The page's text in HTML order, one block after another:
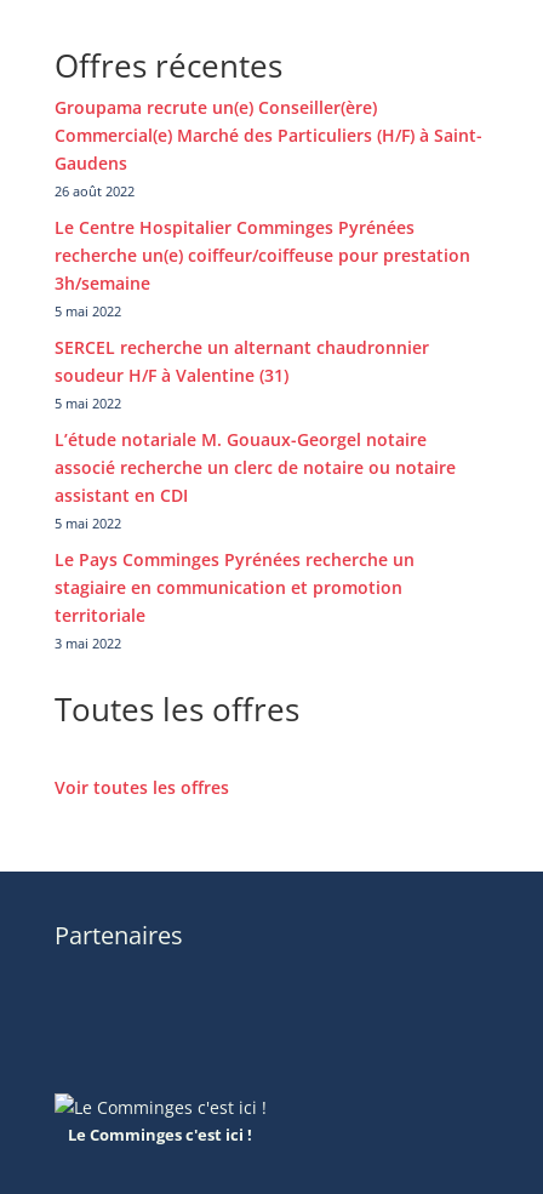
Offres récentes
Groupama recrute un(e) Conseiller(ère)
Commercial(e) Marché des Particuliers (H/F) à Saint-
Gaudens
26 août 2022
Le Centre Hospitalier Comminges Pyrénées
recherche un(e) coiffeur/coiffeuse pour prestation
3h/semaine
5 mai 2022
SERCEL recherche un alternant chaudronnier
soudeur H/F à Valentine (31)
5 mai 2022
L’étude notariale M. Gouaux-Georgel notaire
associé recherche un clerc de notaire ou notaire
assistant en CDI
5 mai 2022
Le Pays Comminges Pyrénées recherche un
stagiaire en communication et promotion
territoriale
3 mai 2022
Toutes les offres
Voir toutes les offres
Partenaires
Le Comminges c'est ici !